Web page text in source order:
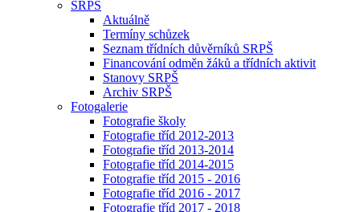
SRPŠ
Aktuálně
Termíny schůzek
Seznam třídních důvěrníků SRPŠ
Financování odměn žáků a třídních aktivit
Stanovy SRPŠ
Archiv SRPŠ
Fotogalerie
Fotografie školy
Fotografie tříd 2012-2013
Fotografie tříd 2013-2014
Fotografie tříd 2014-2015
Fotografie tříd 2015 - 2016
Fotografie tříd 2016 - 2017
Fotografie tříd 2017 - 2018